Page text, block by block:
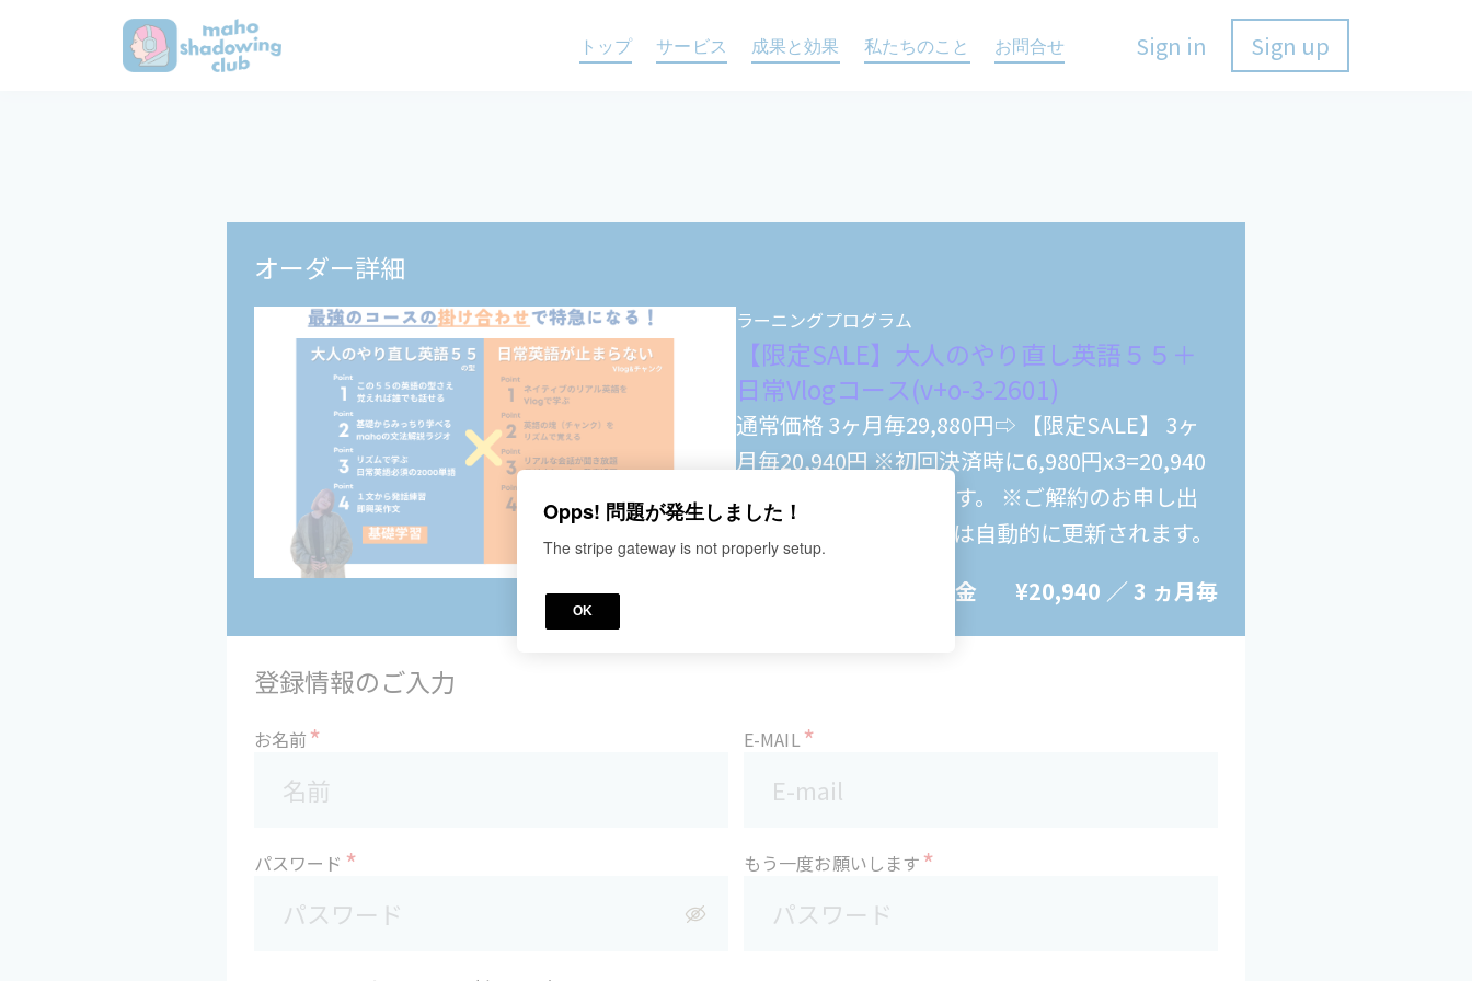
トップ サービス 成果と効果 私たちのこと お問合せ Sign in Sign up
オーダー詳細
ラーニングプログラム
【限定SALE】大人のやり直し英語５５＋
日常Vlogコース(v+o-3-2601)
通常価格 3ヶ月毎29,880円⇨ 【限定SALE】 3ヶ
月毎20,940円 ※初回決済時に6,980円x3=20,940
円が引き落としされます。 ※ご解約のお申し出
がない限り、本コースは自動的に更新されます。
サブスクリプション料金
¥20,940 ／ 3 ヵ月毎
登録情報のご入力
お名前* E-MAIL*
パスワード * もう一度お願いします*
Opps! 問題が発生しました！
The stripe gateway is not properly setup.
OK